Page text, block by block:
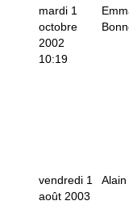
mardi 1
octobre
2002
10:19
vendredi 1
août 2003